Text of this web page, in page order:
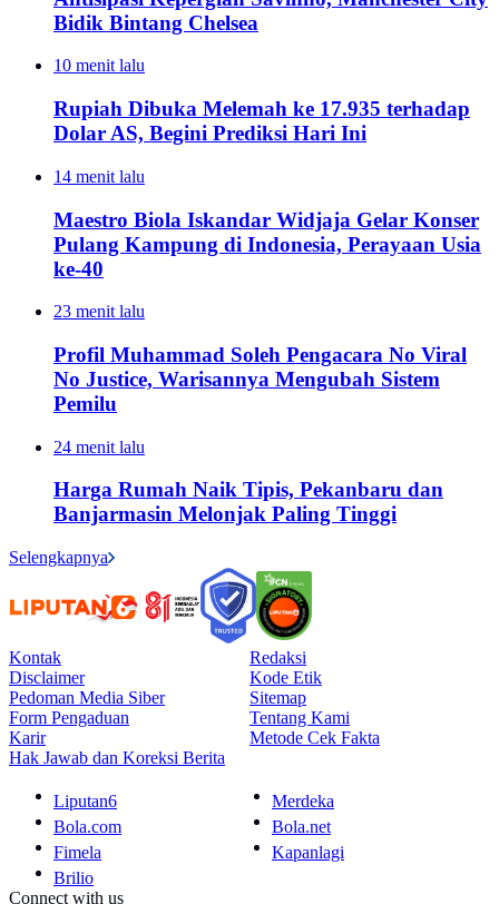
Bidik Bintang Chelsea
10 menit lalu
Rupiah Dibuka Melemah ke 17.935 terhadap
Dolar AS, Begini Prediksi Hari Ini
14 menit lalu
Maestro Biola Iskandar Widjaja Gelar Konser
Pulang Kampung di Indonesia, Perayaan Usia
ke-40
23 menit lalu
Profil Muhammad Soleh Pengacara No Viral
No Justice, Warisannya Mengubah Sistem
Pemilu
24 menit lalu
Harga Rumah Naik Tipis, Pekanbaru dan
Banjarmasin Melonjak Paling Tinggi
Selengkapnya
Kontak
Redaksi
Disclaimer
Kode Etik
Pedoman Media Siber
Sitemap
Form Pengaduan
Tentang Kami
Karir
Metode Cek Fakta
Hak Jawab dan Koreksi Berita
Liputan6
Merdeka
Bola.com
Bola.net
Fimela
Kapanlagi
Brilio
Connect with us